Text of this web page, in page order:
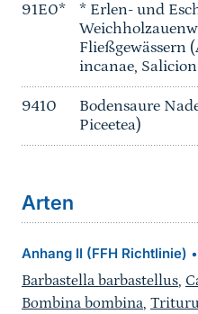
91E0*
* Erlen- und
Fließgewässern
incanae,
9410
Bodensaure
Piceetea)
Arten
Anhang II (FFH Richtlinie) •
Barbastella barbastellus,
Bombina bombina,